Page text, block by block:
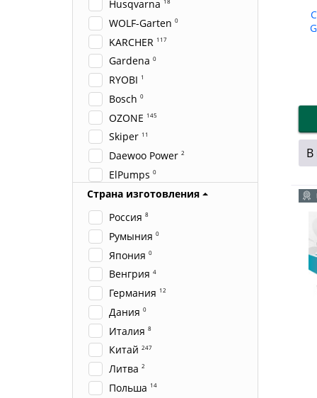
Husqvarna
WOLF-Garten 0
KARCHER 117
Gardena 0
RYOBI 1
Bosch 0
OZONE 145
Skiper 11
Daewoo Power 2
ElPumps 0
Grundfos0
UNIPUMP
Greenworks
Makita
Wortex
AEG
AL-KO
AQUOR
ASILAK
Ballu
BREZO
Страна изготовления
Россия 8
Румыния 0
Япония 0
Венгрия 4
Германия 12
Дания 0
Италия 8
Китай 247
Литва 2
Польша 14
В